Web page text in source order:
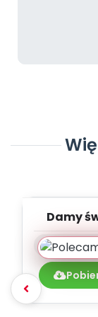
Damy